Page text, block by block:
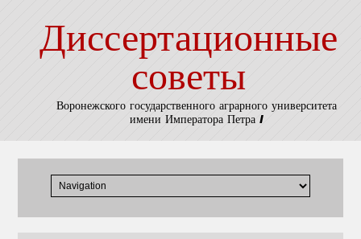
Диссертационные
советы
Воронежского государственного аграрного университета
имени Императора Петра I